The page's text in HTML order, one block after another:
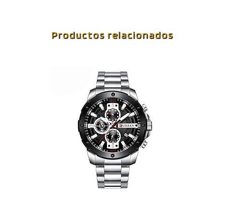
Productos relacionados